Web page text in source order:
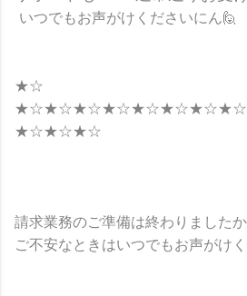
いつでもお声がけくださいにん🙋
★☆
★☆★☆★☆
請求業務のご準備は終わりました
ご不安なときはいつでもお声がけく